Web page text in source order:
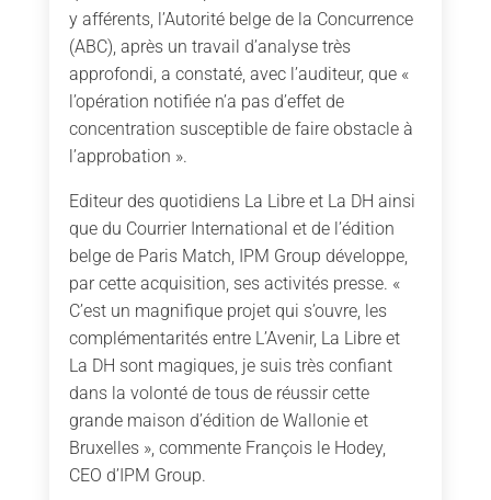
y afférents, l’Autorité belge de la Concurrence
(ABC), après un travail d’analyse très
approfondi, a constaté, avec l’auditeur, que «
l’opération notifiée n’a pas d’effet de
concentration susceptible de faire obstacle à
l’approbation ».
Editeur des quotidiens La Libre et La DH ainsi
que du Courrier International et de l’édition
belge de Paris Match, IPM Group développe,
par cette acquisition, ses activités presse. «
C’est un magnifique projet qui s’ouvre, les
complémentarités entre L’Avenir, La Libre et
La DH sont magiques, je suis très confiant
dans la volonté de tous de réussir cette
grande maison d’édition de Wallonie et
Bruxelles », commente François le Hodey,
CEO d’IPM Group.